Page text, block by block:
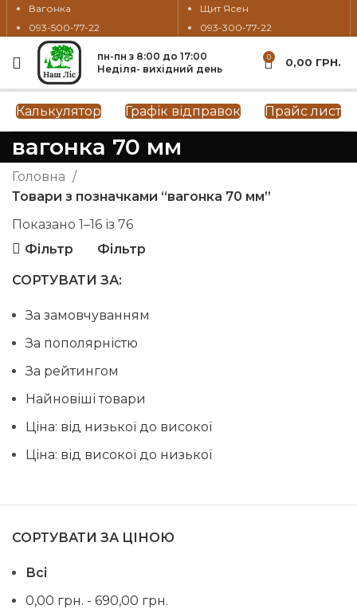
Вагонка
093-500-77-22
Щит Ясен
093-300-77-22
пн-пн з 8:00 до 17:00
Неділя- вихідний день
0 0,00 ГРН.
Калькулятор Графік відправок Прайс лист
вагонка 70 мм
Головна
Товари з позначками “вагонка 70 мм”
Показано 1–16 із 76
Фільтр
Фільтр
СОРТУВАТИ ЗА:
За замовчуванням
За пополярністю
За рейтингом
Найновіші товари
Ціна: від низької до високої
Ціна: від високої до низької
СОРТУВАТИ ЗА ЦІНОЮ
Всі
0,00 грн. - 690,00 грн.